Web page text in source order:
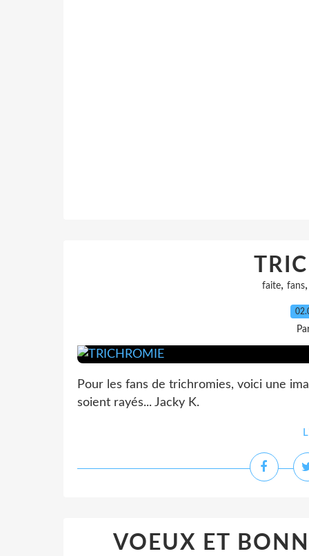
faite, fans
Pour les fans de trichromies, voici une
soient rayés... Jacky K.
VOEUX ET